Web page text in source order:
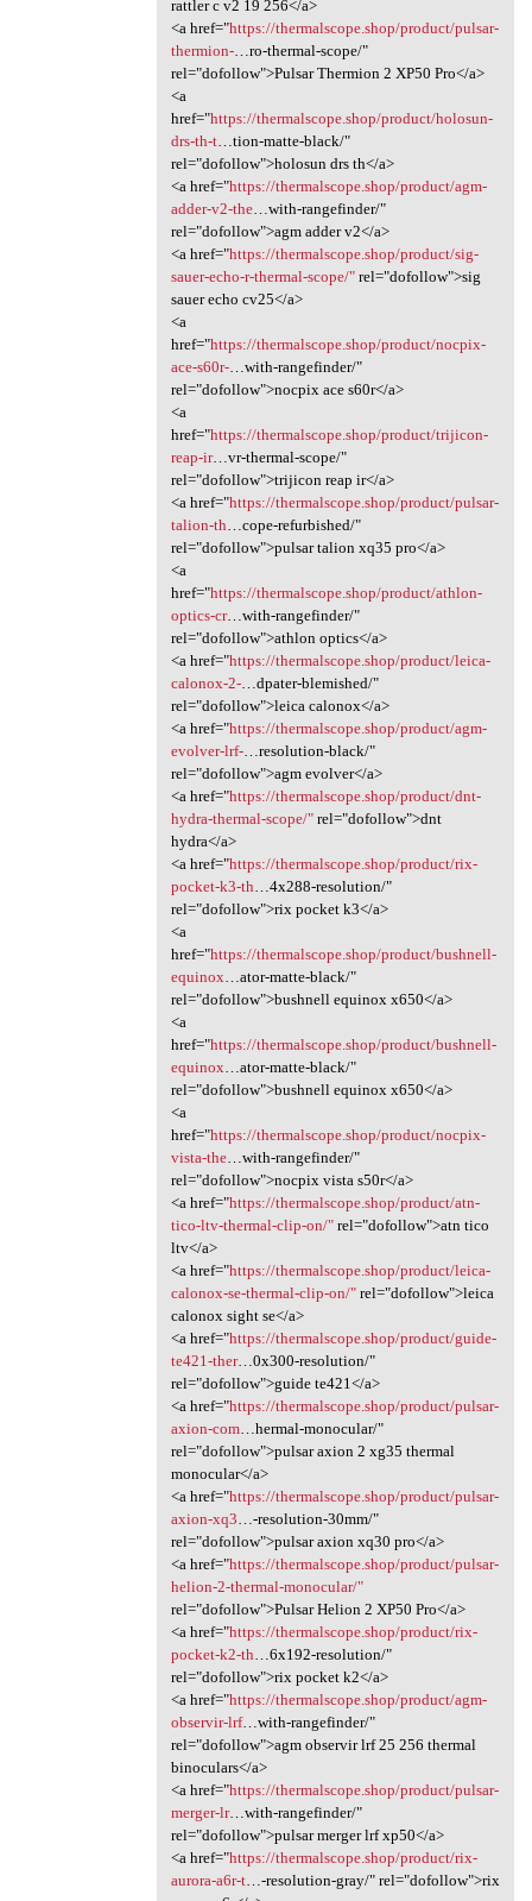
rattler c v2 19 256</a>
<a href="https://thermalscope.shop/product/pulsar-
thermion-…ro-thermal-scope/"
rel="dofollow">Pulsar Thermion 2 XP50 Pro</a>
<a
href="https://thermalscope.shop/product/holosun-
drs-th-t…tion-matte-black/"
rel="dofollow">holosun drs th</a>
<a href="https://thermalscope.shop/product/agm-
adder-v2-the…with-rangefinder/"
rel="dofollow">agm adder v2</a>
<a href="https://thermalscope.shop/product/sig-
sauer-echo-r-thermal-scope/"rel="dofollow">sig
sauer echo cv25</a>
<a
href="https://thermalscope.shop/product/nocpix-
ace-s60r-…with-rangefinder/"
rel="dofollow">nocpix ace s60r</a>
<a
href="https://thermalscope.shop/product/trijicon-
reap-ir…vr-thermal-scope/"
rel="dofollow">trijicon reap ir</a>
<a href="https://thermalscope.shop/product/pulsar-
talion-th …cope-refurbished/"
rel="dofollow">pulsar talion xq35 pro</a>
<a
href="https://thermalscope.shop/product/athlon-
optics-cr…with-rangefinder/"
rel="dofollow">athlon optics</a>
<a href="https://thermalscope.shop/product/leica-
calonox-2-…dpater-blemished/"
rel="dofollow">leica calonox</a>
<a href="https://thermalscope.shop/product/agm-
evolver-lrf-…resolution-black/"
rel="dofollow">agm evolver</a>
<a href="https://thermalscope.shop/product/dnt-
hydra-thermal-scope/"rel="dofollow">dnt
hydra</a>
<a href="https://thermalscope.shop/product/rix-
pocket-k3-th …4x288-resolution/"
rel="dofollow">rix pocket k3</a>
<a
href="https://thermalscope.shop/product/bushnell-
equinox …ator-matte-black/"
rel="dofollow">bushnell equinox x650</a>
<a
href="https://thermalscope.shop/product/bushnell-
equinox …ator-matte-black/"
rel="dofollow">bushnell equinox x650</a>
<a
href="https://thermalscope.shop/product/nocpix-
vista-the…with-rangefinder/"
rel="dofollow">nocpix vista s50r</a>
<a href="https://thermalscope.shop/product/atn-
tico-ltv-thermal-clip-on/"rel="dofollow">atn tico
ltv</a>
<a href="https://thermalscope.shop/product/leica-
calonox-se-thermal-clip-on/"rel="dofollow">leica
calonox sight se</a>
<a href="https://thermalscope.shop/product/guide-
te421-ther…0x300-resolution/"
rel="dofollow">guide te421</a>
<a href="https://thermalscope.shop/product/pulsar-
axion-com…hermal-monocular/"
rel="dofollow">pulsar axion 2 xg35 thermal
monocular</a>
<a href="https://thermalscope.shop/product/pulsar-
axion-xq3 …-resolution-30mm/"
rel="dofollow">pulsar axion xq30 pro</a>
<a href="https://thermalscope.shop/product/pulsar-
helion-2-thermal-monocular/"
rel="dofollow">Pulsar Helion 2 XP50 Pro</a>
<a href="https://thermalscope.shop/product/rix-
pocket-k2-th …6x192-resolution/"
rel="dofollow">rix pocket k2</a>
<a href="https://thermalscope.shop/product/agm-
observir-lrf…with-rangefinder/"
rel="dofollow">agm observir lrf 25 256 thermal
binoculars</a>
<a href="https://thermalscope.shop/product/pulsar-
merger-lr…with-rangefinder/"
rel="dofollow">pulsar merger lrf xp50</a>
<a href="https://thermalscope.shop/product/rix-
aurora-a6r-t…-resolution-gray/" rel="dofollow">rix